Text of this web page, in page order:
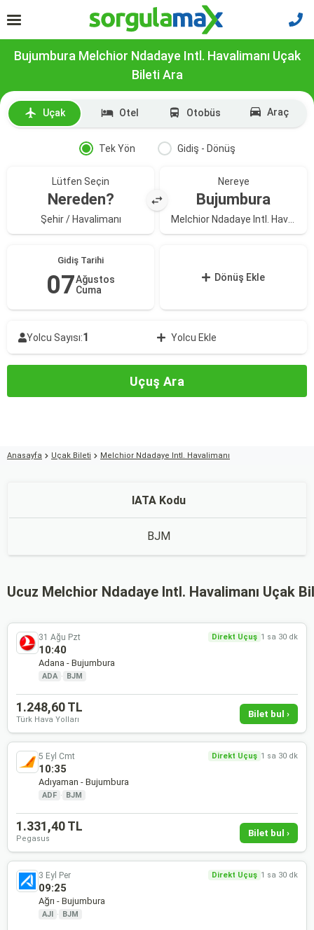
Bujumbura Melchior Ndadaye Intl. Havalimanı Uçak
Bileti Ara
Uçak Otel Otobüs Araç
Tek Yön Gidiş - Dönüş
Lütfen Seçin
Nereden?
Şehir / Havalimanı
Nereye
Bujumbura
Gidiş Tarihi
07Ağustos
Cuma
Dönüş Ekle
Yolcu Sayısı:1 Yolcu Ekle
Uçuş Ara
Anasayfa Uçak Bileti Melchior Ndadaye Intl. Havalimanı
IATA Kodu
BJM
Ucuz Melchior Ndadaye Intl. Havalimanı Uçak
31 Ağu Pzt Direkt Uçuş 1 sa 30 dk
10:40
Adana - Bujumbura
ADA · BJM
1.248,60 TL
Türk Hava Yolları
Bilet bul ›
5 Eyl Cmt Direkt Uçuş 1 sa 30 dk
10:35
Adıyaman - Bujumbura
ADF · BJM
1.331,40 TL
Pegasus
Bilet bul ›
3 Eyl Per Direkt Uçuş 1 sa 30 dk
09:25
Ağrı - Bujumbura
AJI · BJM